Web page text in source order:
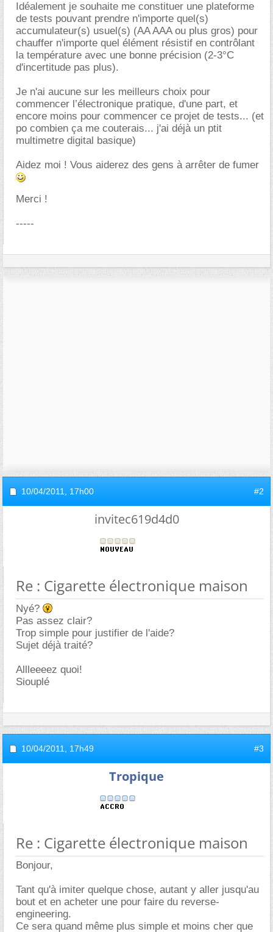
Idéalement je souhaite me constituer une plateforme
de tests pouvant prendre n'importe quel(s)
accumulateur(s) usuel(s) (AA AAA ou plus gros) pour
chauffer n'importe quel élément résistif en contrôlant
la température avec une bonne précision (2-3°C
d'incertitude pas plus).
Je n'ai aucune sur les meilleurs choix pour
commencer l’électronique pratique, d'une part, et
encore moins pour commencer ce projet de tests... (et
po combien ça me couterais... j'ai déjà un ptit
multimetre digital basique)
Aidez moi ! Vous aiderez des gens à arrêter de fumer
Merci !
-----
10/04/2011, 17h00 #2
invitec619d4d0
Re : Cigarette électronique maison
Nyé?
Pas assez clair?
Trop simple pour justifier de l'aide?
Sujet déjà traité?
Allleeeez quoi!
Siouplé
10/04/2011, 17h49 #3
Tropique
Re : Cigarette électronique maison
Bonjour,
Tant qu'à imiter quelque chose, autant y aller jusqu'au
bout et en acheter une pour faire du reverse-
engineering.
Ce sera quand même plus simple et moins cher que